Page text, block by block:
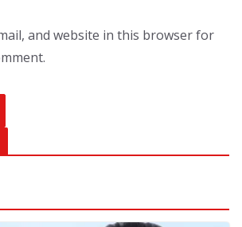
and website in this browser for